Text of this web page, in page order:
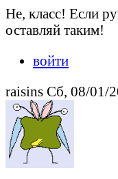
Не, класс! Если
оставляй таким!
войти
raisins Сб, 08/01/